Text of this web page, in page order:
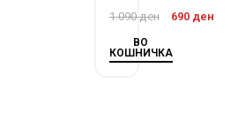
1.090ден 690 ден
ВО
КОШНИЧКА